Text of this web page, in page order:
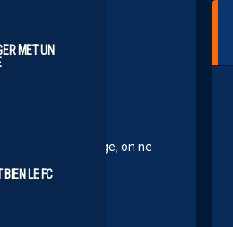
MET UN
BIEN LE FC
salle de massage, on ne